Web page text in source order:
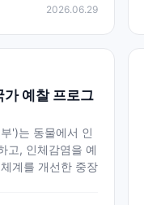
2026.06.29
가 예찰 프로그
')는 동물에서 인
고, 인체감염을 예
계를 개선한 중장